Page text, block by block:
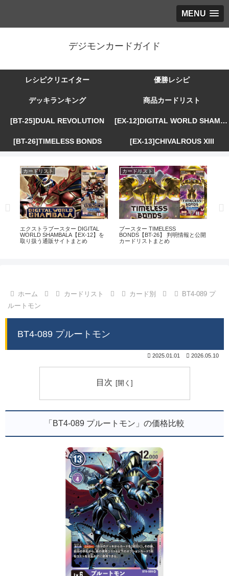
MENU
デジモンカードガイド
レシピクリエイター 優勝レシピ
デッキランキング 商品カードリスト
[BT-25]DUAL REVOLUTION [EX-12]DIGITAL WORLD SHAMBALA
[BT-26]TIMELESS BONDS [EX-13]CHIVALROUS XIII
カードリスト
エクストラブースター DIGITAL
WORLD SHAMBALA【EX-12】を
取り扱う通販サイトまとめ
カードリスト
ブースター TIMELESS
BONDS【BT-26】 判明情報と公開
カードリストまとめ
ホーム カードリスト カード別
BT4-089 プ
ルートモン
BT4-089 プルートモン
2025.01.01 2026.05.10
目次
「BT4-089 プルートモン」の価格比較